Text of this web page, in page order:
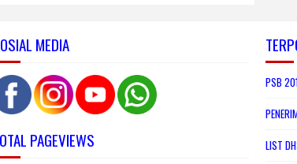
MEDIA
PAGEVIEWS
PSB
LIST